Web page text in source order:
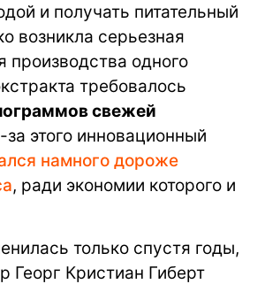
и получать питательный
возникла серьезная
производства одного
требовалось
свежей
за этого инновационный
намного дороже
, ради экономии которого и
только спустя годы,
Георг Кристиан Гиберт